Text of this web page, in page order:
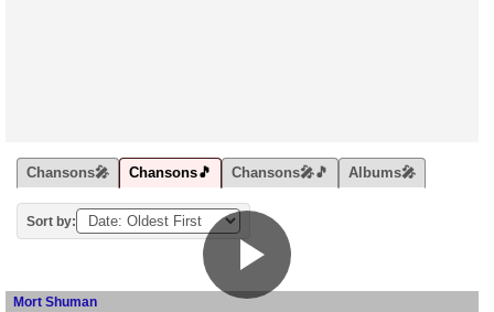
Chansons🎤 Chansons🎵 Chansons🎤🎵 Albums🎤
Sort by:
Mort Shuman